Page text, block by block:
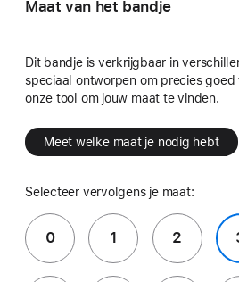
Maat van het bandje
Dit bandje is verkrijgbaar in
speciaal ontworpen om precies goed
onze tool om jouw maat te vinden.
Meet welke maat je nodig hebt
Selecteer vervolgens je maat:
0 1 2